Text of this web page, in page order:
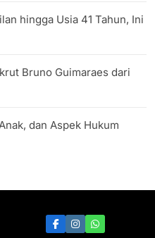
hingga Usia 41 Tahun, Ini
Bruno Guimaraes dari
dan Aspek Hukum